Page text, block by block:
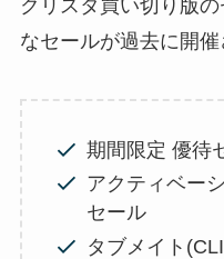
クリスタ買い切り版
なセールが過去に開催
期間限定 優待
アクティベー
セール
タブメイト